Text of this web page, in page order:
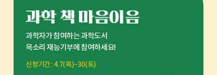
과학자가 참여하는 과학도서
목소리 재능기부에 참여하세요!
신청기간 : 4.7(목)~30(토)